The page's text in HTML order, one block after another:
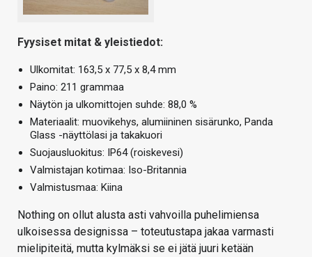
Fyysiset mitat & yleistiedot:
Ulkomitat: 163,5 x 77,5 x 8,4 mm
Paino: 211 grammaa
Näytön ja ulkomittojen suhde: 88,0 %
Materiaalit: muovikehys, alumiininen sisärunko, Panda
Glass -näyttölasi ja takakuori
Suojausluokitus: IP64 (roiskevesi)
Valmistajan kotimaa: Iso-Britannia
Valmistusmaa: Kiina
Nothing on ollut alusta asti vahvoilla puhelimiensa
ulkoisessa designissa – toteutustapa jakaa varmasti
mielipiteitä, mutta kylmäksi se ei jätä juuri ketään